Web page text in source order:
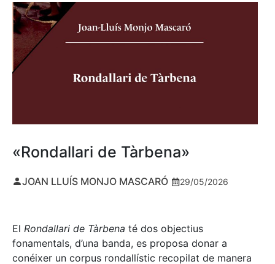
«Rondallari de Tàrbena»
JOAN LLUÍS MONJO MASCARÓ 29/05/2026
El Rondallari de Tàrbena té dos objectius
fonamentals, d’una banda, es proposa donar a
conéixer un corpus rondallístic recopilat de manera